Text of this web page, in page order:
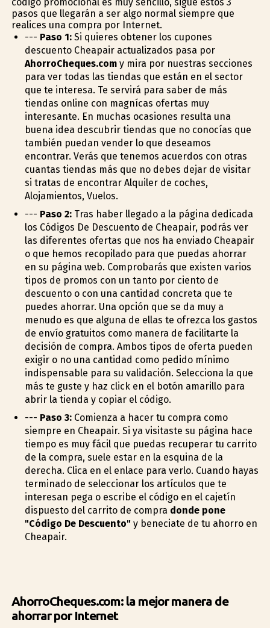
pasos que llegarán a ser algo normal siempre que
realices una compra por Internet.
--- Paso 1:Si quieres obtener los cupones
descuento Cheapair actualizados pasa por
AhorroCheques.comy mira por nuestras secciones
para ver todas las tiendas que están en el sector
que te interesa. Te servirá para saber de más
tiendas online con magníficas ofertas muy
interesante. En muchas ocasiones resulta una
buena idea descubrir tiendas que no conocías que
también puedan vender lo que deseamos
encontrar. Verás que tenemos acuerdos con otras
cuantas tiendas más que no debes dejar de visitar
si tratas de encontrar Alquiler de coches,
Alojamientos, Vuelos.
--- Paso 2:Tras haber llegado a la página dedicada
los Códigos De Descuento de Cheapair, podrás ver
las diferentes ofertas que nos ha enviado Cheapair
o que hemos recopilado para que puedas ahorrar
en su página web. Comprobarás que existen varios
tipos de promos con un tanto por ciento de
descuento o con una cantidad concreta que te
puedes ahorrar. Una opción que se da muy a
menudo es que alguna de ellas te ofrezca los gastos
de envío gratuitos como manera de facilitarte la
decisión de compra. Ambos tipos de oferta pueden
exigir o no una cantidad como pedido mínimo
indispensable para su validación. Selecciona la que
más te guste y haz click en el botón amarillo para
abrir la tienda y copiar el código.
--- Paso 3:Comienza a hacer tu compra como
siempre en Cheapair. Si ya visitaste su página hace
tiempo es muy fácil que puedas recuperar tu carrito
de la compra, suele estar en la esquina de la
derecha. Clica en el enlace para verlo. Cuando hayas
terminado de seleccionar los artículos que te
interesan pega o escribe el código en el cajetín
dispuesto del carrito de compra donde pone
"Código De Descuento"y beneficiate de tu ahorro en
Cheapair.
AhorroCheques.com: la mejor manera de
ahorrar por Internet